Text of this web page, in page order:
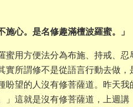
心。是名修趣滿檀波羅蜜。」
用方便法分為布施、持戒、
所謂修不是從語言行動去做
望的人沒有修菩薩道。昨天
這就是沒有修菩薩道，上週講